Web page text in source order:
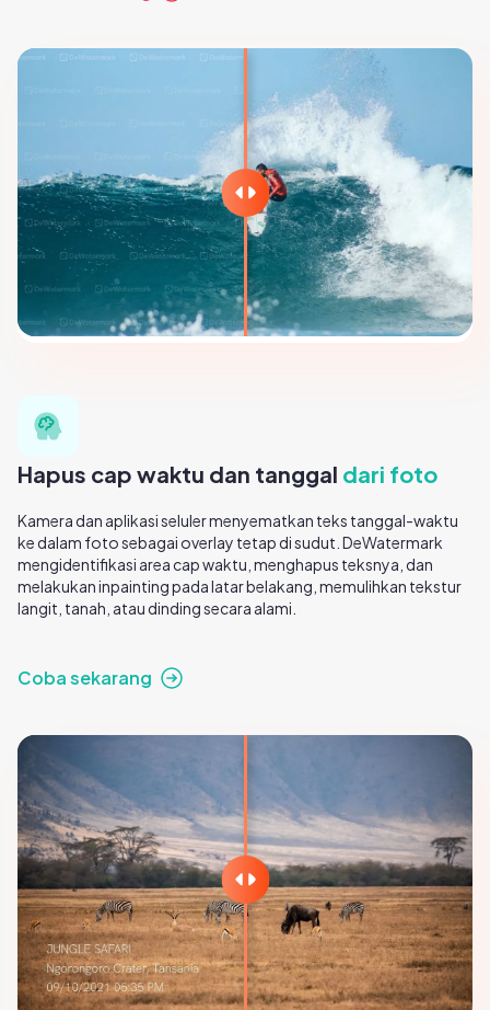
Hapus cap waktu dan tanggal dari foto
Kamera dan aplikasi seluler menyematkan teks tanggal-waktu
ke dalam foto sebagai overlay tetap di sudut. DeWatermark
mengidentifikasi area cap waktu, menghapus teksnya, dan
melakukan inpainting pada latar belakang, memulihkan tekstur
langit, tanah, atau dinding secara alami.
Coba sekarang